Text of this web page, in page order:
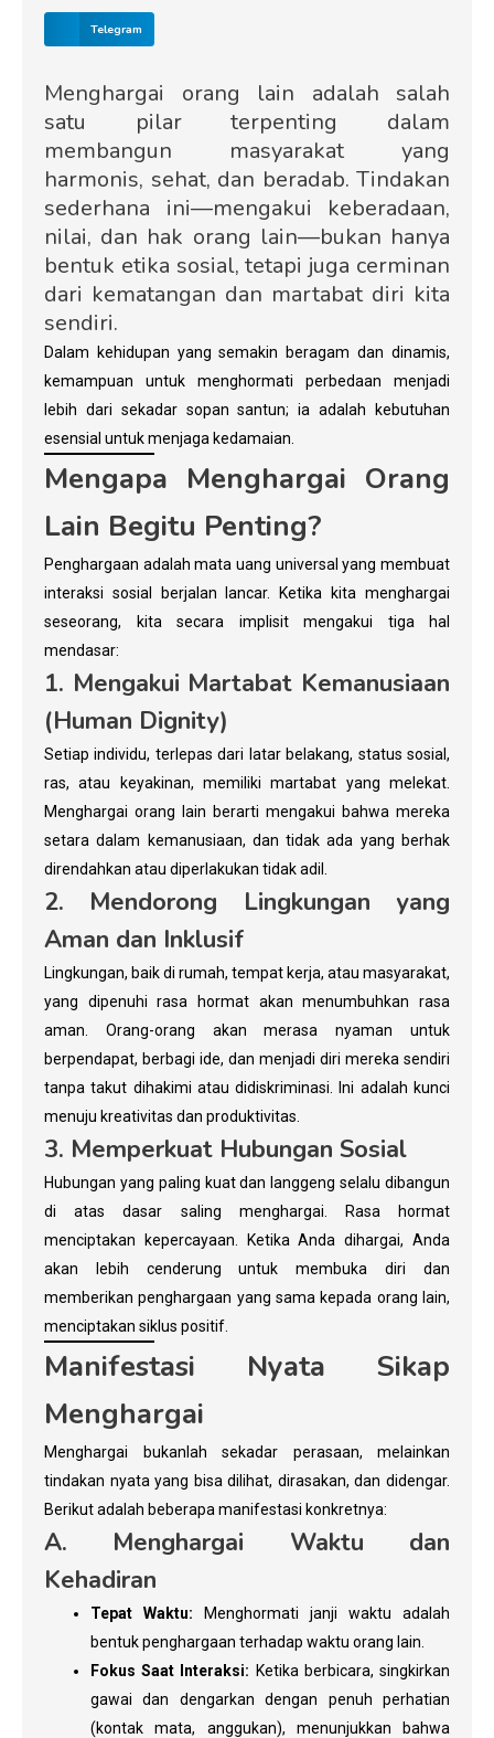
Telegram
Menghargai orang lain adalah salah
satu pilar terpenting dalam
membangun masyarakat yang
harmonis, sehat, dan beradab. Tindakan
sederhana ini—mengakui keberadaan,
nilai, dan hak orang lain—bukan hanya
bentuk etika sosial, tetapi juga cerminan
dari kematangan dan martabat diri kita
sendiri.
Dalam kehidupan yang semakin beragam dan dinamis,
kemampuan untuk menghormati perbedaan menjadi
lebih dari sekadar sopan santun; ia adalah kebutuhan
esensial untuk menjaga kedamaian.
Mengapa Menghargai Orang
Lain Begitu Penting?
Penghargaan adalah mata uang universal yang membuat
interaksi sosial berjalan lancar. Ketika kita menghargai
seseorang, kita secara implisit mengakui tiga hal
mendasar:
1. Mengakui Martabat Kemanusiaan
(Human Dignity)
Setiap individu, terlepas dari latar belakang, status sosial,
ras, atau keyakinan, memiliki martabat yang melekat.
Menghargai orang lain berarti mengakui bahwa mereka
setara dalam kemanusiaan, dan tidak ada yang berhak
direndahkan atau diperlakukan tidak adil.
2. Mendorong Lingkungan yang
Aman dan Inklusif
Lingkungan, baik di rumah, tempat kerja, atau masyarakat,
yang dipenuhi rasa hormat akan menumbuhkan rasa
aman. Orang-orang akan merasa nyaman untuk
berpendapat, berbagi ide, dan menjadi diri mereka sendiri
tanpa takut dihakimi atau didiskriminasi. Ini adalah kunci
menuju kreativitas dan produktivitas.
3. Memperkuat Hubungan Sosial
Hubungan yang paling kuat dan langgeng selalu dibangun
di atas dasar saling menghargai. Rasa hormat
menciptakan kepercayaan. Ketika Anda dihargai, Anda
akan lebih cenderung untuk membuka diri dan
memberikan penghargaan yang sama kepada orang lain,
menciptakan siklus positif.
Manifestasi Nyata Sikap
Menghargai
Menghargai bukanlah sekadar perasaan, melainkan
tindakan nyata yang bisa dilihat, dirasakan, dan didengar.
Berikut adalah beberapa manifestasi konkretnya:
A. Menghargai Waktu dan
Kehadiran
Tepat Waktu: Menghormati janji waktu adalah
bentuk penghargaan terhadap waktu orang lain.
Fokus Saat Interaksi: Ketika berbicara, singkirkan
gawai dan dengarkan dengan penuh perhatian
(kontak mata, anggukan), menunjukkan bahwa